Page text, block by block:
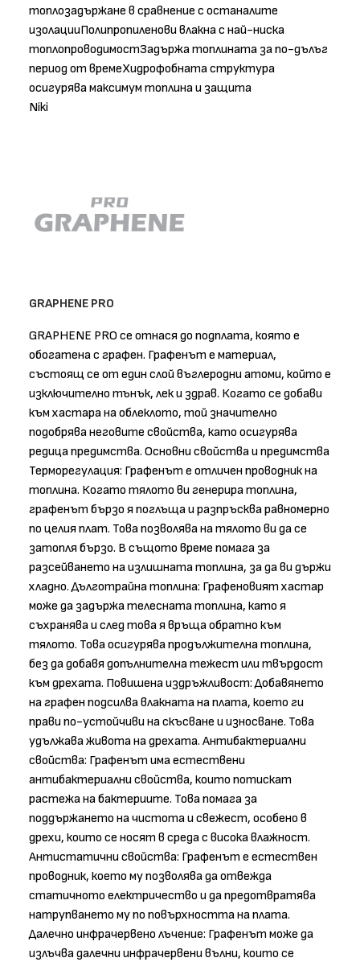
топлозадържане в сравнение с останалите
изолацииПолипропиленови влакна с най-ниска
топлопроводимостЗадържа топлината за по-дълъг
период от времеХидрофобната структура
осигурява максимум топлина и защита
Niki
GRAPHENE PRO
GRAPHENE PRO се отнася до подплата, която е
обогатена с графен. Графенът е материал,
състоящ се от един слой въглеродни атоми, който е
изключително тънък, лек и здрав. Когато се добави
към хастара на облеклото, той значително
подобрява неговите свойства, като осигурява
редица предимства. Основни свойства и предимства
Терморегулация: Графенът е отличен проводник на
топлина. Когато тялото ви генерира топлина,
графенът бързо я поглъща и разпръсква равномерно
по целия плат. Това позволява на тялото ви да се
затопля бързо. В същото време помага за
разсейването на излишната топлина, за да ви държи
хладно. Дълготрайна топлина: Графеновият хастар
може да задържа телесната топлина, като я
съхранява и след това я връща обратно към
тялото. Това осигурява продължителна топлина,
без да добавя допълнителна тежест или твърдост
към дрехата. Повишена издръжливост: Добавянето
на графен подсилва влакната на плата, което ги
прави по-устойчиви на скъсване и износване. Това
удължава живота на дрехата. Антибактериални
свойства: Графенът има естествени
антибактериални свойства, които потискат
растежа на бактериите. Това помага за
поддържането на чистота и свежест, особено в
дрехи, които се носят в среда с висока влажност.
Антистатични свойства: Графенът е естествен
проводник, което му позволява да отвежда
статичното електричество и да предотвратява
натрупването му по повърхността на плата.
Далечно инфрачервено лъчение: Графенът може да
излъчва далечни инфрачервени вълни, които се